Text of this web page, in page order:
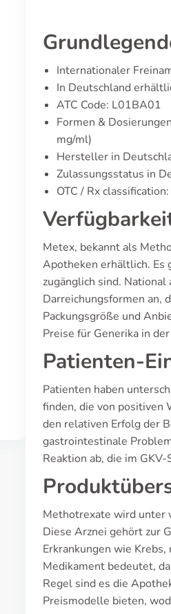
Internationaler
In Deutschland
ATC Code: L01BA01
Formen &
mg/ml)
Hersteller in
Zulassungsstatus in
OTC / Rx
Metex, bekannt als
Apotheken erhältlich. Es
zugänglich sind.
Darreichungsformen an,
Packungsgröße und
Preise für Generika in
Patienten-
Patienten haben
finden, die von positiven
den relativen Erfolg der
gastrointestinale
Reaktion ab, die im
Methotrexate wird unter
Diese Arznei gehört zur
Erkrankungen wie
Medikament bedeutet,
Regel sind es die
Preismodelle bieten,